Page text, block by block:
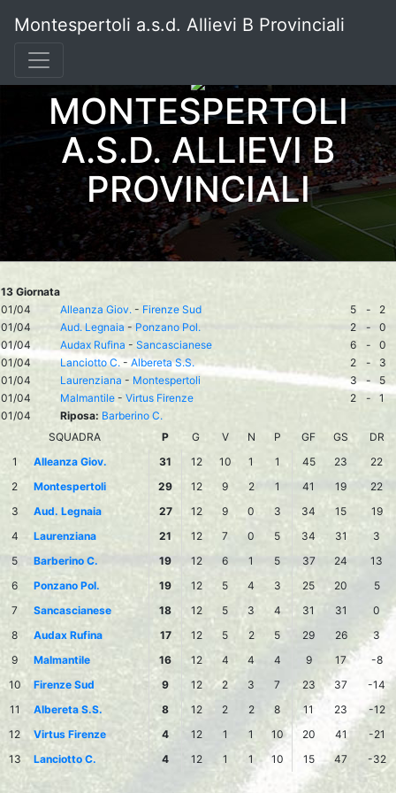
Montespertoli a.s.d. Allievi B Provinciali
MONTESPERTOLI
A.S.D. ALLIEVI B
PROVINCIALI
13 Giornata
01/04
Alleanza Giov. - Firenze Sud 5 -
2
01/04
Aud. Legnaia - Ponzano Pol. 2 -
0
01/04
Audax Rufina - Sancascianese 6 -
0
01/04
Lanciotto C. - Albereta S.S. 2 -
3
01/04
Laurenziana - Montespertoli 3 -
5
01/04
Malmantile - Virtus Firenze 2 -
1
01/04
Riposa: Barberino C.
SQUADRA
P G V N P GF GS
DR
1
Alleanza Giov. 31 12 10 1 1 45 23
22
2
Montespertoli 29 12 9 2 1 41 19
22
3
Aud. Legnaia 27 12 9 0 3 34 15
19
4
Laurenziana 21 12 7 0 5 34 31
3
5
Barberino C. 19 12 6 1 5 37 24
13
6
Ponzano Pol. 19 12 5 4 3 25 20
5
7
Sancascianese 18 12 5 3 4 31 31
0
8
Audax Rufina 17 12 5 2 5 29 26
3
9
Malmantile 16 12 4 4 4 9 17
-8
10
Firenze Sud 9 12 2 3 7 23 37
-14
11
Albereta S.S. 8 12 2 2 8 11 23
-12
12
Virtus Firenze 4 12 1 1 10 20 41
-21
13
Lanciotto C. 4 12 1 1 10 15 47 -32